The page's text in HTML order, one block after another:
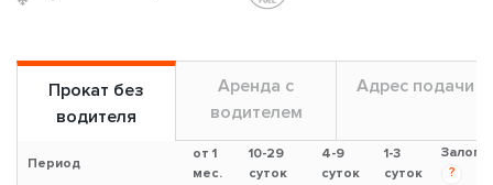
Прокат без
водителя
Аренда с
водителем
Адрес подачи
Период
от 1
мес.
10-29
суток
4-9
суток
1-3
суток
Залог
?